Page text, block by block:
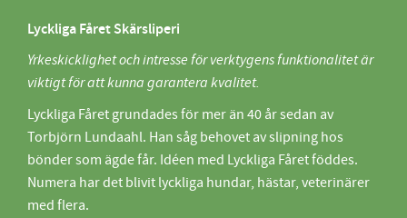
Lyckliga Fåret Skärsliperi
Yrkeskicklighet och intresse för verktygens funktionalitet är
viktigt för att kunna garantera kvalitet.
Lyckliga Fåret grundades för mer än 40 år sedan av
Torbjörn Lundaahl. Han såg behovet av slipning hos
bönder som ägde får. Idéen med Lyckliga Fåret föddes.
Numera har det blivit lyckliga hundar, hästar, veterinärer
med flera.